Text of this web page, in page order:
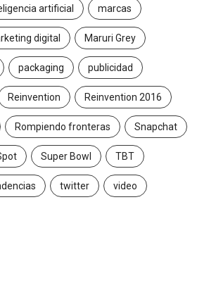
artificial marcas
digital Maruri Grey
packaging publicidad
Reinvention Reinvention 2016
Rompiendo fronteras Snapchat
Super Bowl TBT
twitter video